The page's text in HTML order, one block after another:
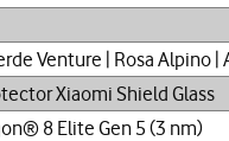
Venture | Rosa Alpino |
Xiaomi Shield Glass
8 Elite Gen 5 (3 nm)